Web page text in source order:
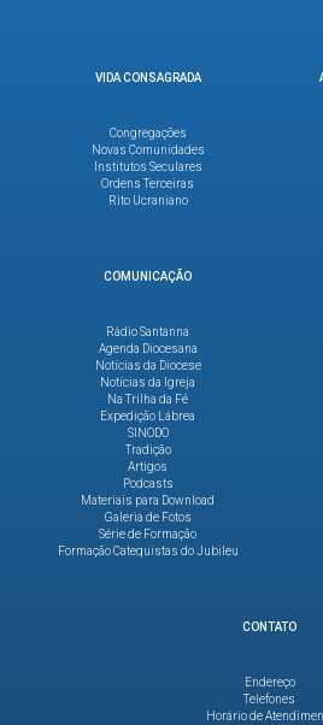
VIDA CONSAGRADA
Congregações
Novas Comunidades
Institutos Seculares
Ordens Terceiras
Rito Ucraniano
COMUNICAÇÃO
Rádio Santanna
Agenda Diocesana
Notícias da Diocese
Notícias da Igreja
Na Trilha da Fé
Expedição Lábrea
SINODO
Tradição
Artigos
Podcasts
Materiais para Download
Galeria de Fotos
Série de Formação
Formação Catequistas do Jubileu
CONTATO
Endereço
Telefones
Horário de